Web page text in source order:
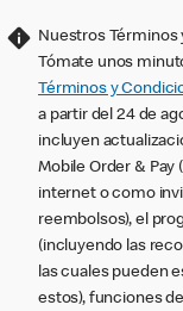
Nuestros Términos
Tómate unos
Términos y
a partir del 24 de
incluyen
Mobile Order &
internet o como
reembolsos), el
(incluyendo las
las cuales pueden
estos), funciones